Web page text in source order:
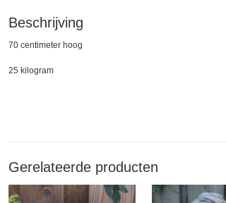
Beschrijving
70 centimeter hoog
25 kilogram
Gerelateerde producten